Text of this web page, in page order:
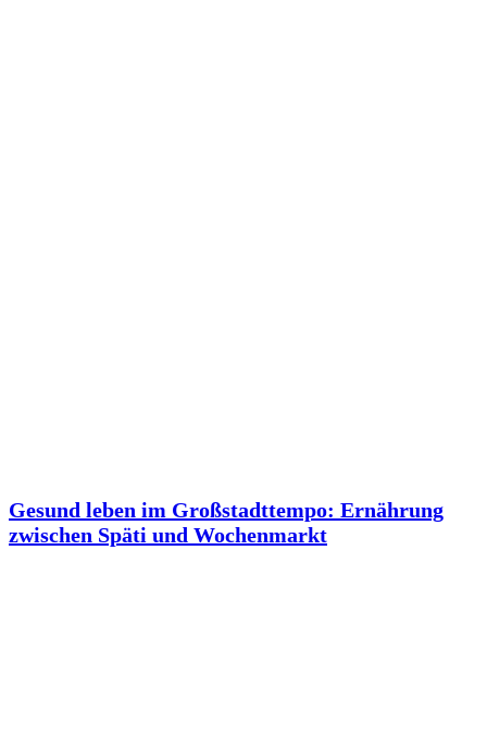
Gesund leben im Großstadttempo: Ernährung
zwischen Späti und Wochenmarkt